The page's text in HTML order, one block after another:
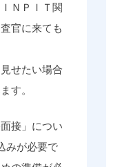
ＮＰＩＴ関
官に来ても
せたい場合
す。
接」につい
みが必要で